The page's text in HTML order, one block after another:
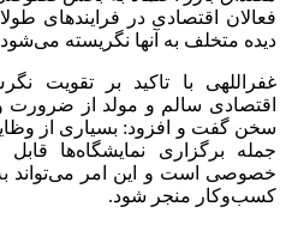
فعالان اقتصادی در فرایندهای
دیده متخلف به آنها نگریسته
غفراللهی با تاکید بر تقویت
اقتصادی سالم و مولد از
سخن گفت و افزود: بسیاری از
جمله برگزاری نمایشگاه‌ها
خصوصی است و این امر می‌تواند
کسب‌وکار منجر شود.